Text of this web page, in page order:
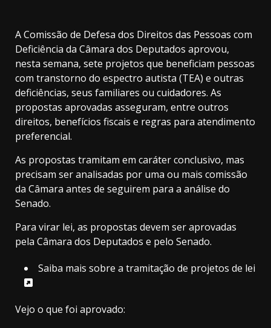
A Comissão de Defesa dos Direitos das Pessoas com
Deficiência da Câmara dos Deputados aprovou,
nesta semana, sete projetos que beneficiam pessoas
com transtorno do espectro autista (TEA) e outras
deficiências, seus familiares ou cuidadores. As
propostas aprovadas asseguram, entre outros
direitos, benefícios fiscais e regras para atendimento
preferencial.
As propostas tramitam em caráter conclusivo, mas
precisam ser analisadas por uma ou mais comissão
da Câmara antes de seguirem para a análise do
Senado.
Para virar lei, as propostas devem ser aprovadas
pela Câmara dos Deputados e pelo Senado.
Saiba mais sobre a tramitação de projetos de lei
Vejo o que foi aprovado: